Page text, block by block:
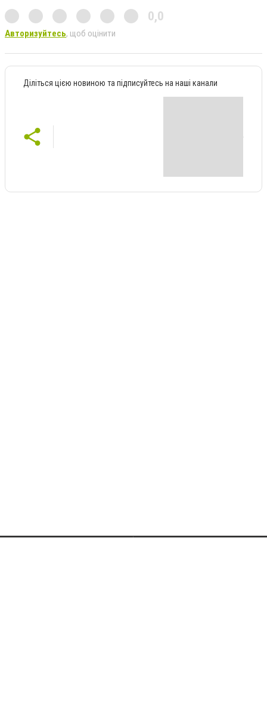
0,0
Авторизуйтесь, щоб оцінити
Діліться цією новиною та підписуйтесь на наші канали